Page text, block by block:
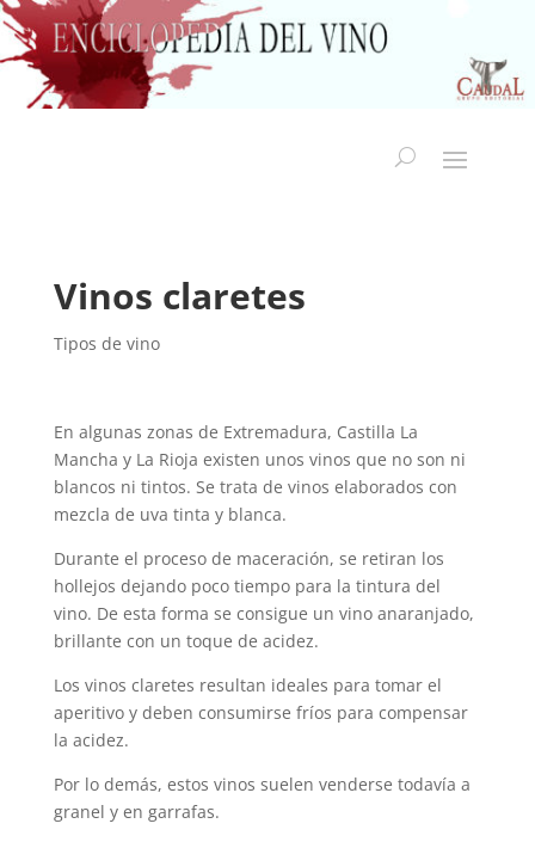
Vinos claretes
Tipos de vino
En algunas zonas de Extremadura, Castilla La
Mancha y La Rioja existen unos vinos que no son ni
blancos ni tintos. Se trata de vinos elaborados con
mezcla de uva tinta y blanca.
Durante el proceso de maceración, se retiran los
hollejos dejando poco tiempo para la tintura del
vino. De esta forma se consigue un vino anaranjado,
brillante con un toque de acidez.
Los vinos claretes resultan ideales para tomar el
aperitivo y deben consumirse fríos para compensar
la acidez.
Por lo demás, estos vinos suelen venderse todavía a
granel y en garrafas.